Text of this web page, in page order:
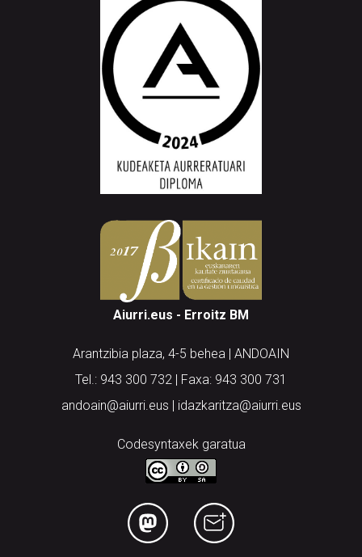
Aiurri.eus - Erroitz BM
Arantzibia plaza, 4-5 behea | ANDOAIN
Tel.: 943 300 732 | Faxa: 943 300 731
andoain@aiurri.eus | idazkaritza@aiurri.eus
Codesyntaxek garatua